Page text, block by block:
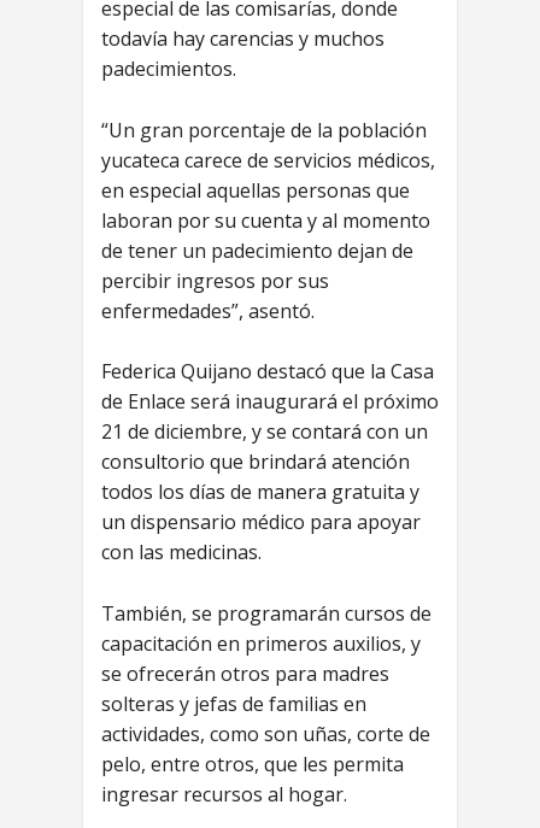
especial de las comisarías, donde
todavía hay carencias y muchos
padecimientos.
“Un gran porcentaje de la población
yucateca carece de servicios médicos,
en especial aquellas personas que
laboran por su cuenta y al momento
de tener un padecimiento dejan de
percibir ingresos por sus
enfermedades”, asentó.
Federica Quijano destacó que la Casa
de Enlace será inaugurará el próximo
21 de diciembre, y se contará con un
consultorio que brindará atención
todos los días de manera gratuita y
un dispensario médico para apoyar
con las medicinas.
También, se programarán cursos de
capacitación en primeros auxilios, y
se ofrecerán otros para madres
solteras y jefas de familias en
actividades, como son uñas, corte de
pelo, entre otros, que les permita
ingresar recursos al hogar.